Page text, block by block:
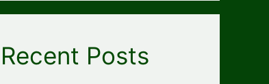
Recent Posts